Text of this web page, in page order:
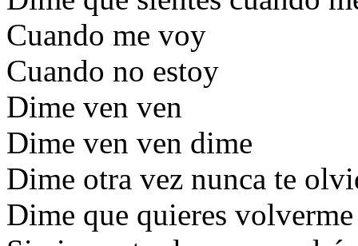
Cuando me voy
Cuando no estoy
Dime ven ven
Dime ven ven dime
Dime otra vez nunca te
Dime que quieres